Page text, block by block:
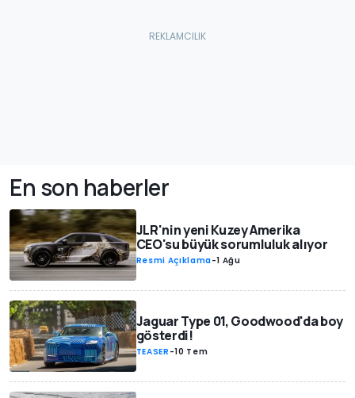
En son haberler
JLR'nin yeni Kuzey Amerika
CEO'su büyük sorumluluk alıyor
Resmi Açıklama-1 Ağu
Jaguar Type 01, Goodwood'da boy
gösterdi!
TEASER -10 Tem